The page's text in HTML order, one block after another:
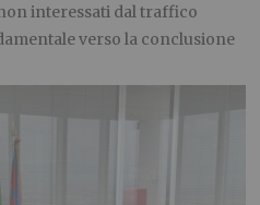
interessati dal traffico
verso la conclusione